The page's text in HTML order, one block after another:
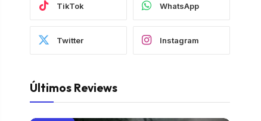
TikTok WhatsApp
Twitter Instagram
Últimos Reviews